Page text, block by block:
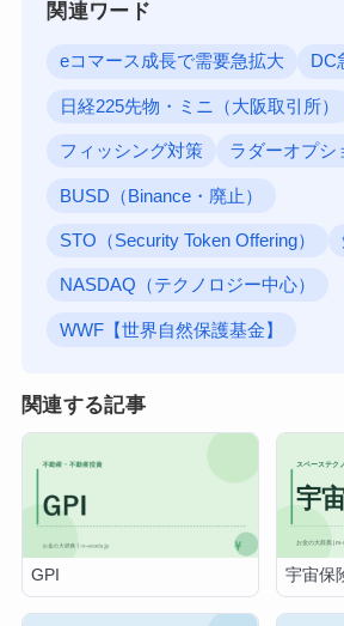
関連ワード
eコマース成長で需要急拡大 DC
日経225先物・ミニ（大阪取引所）
フィッシング対策 ラダーオプシ
BUSD（Binance・廃止）
STO（Security Token Offering）
NASDAQ（テクノロジー中心）
WWF【世界自然保護基金】
関連する記事
GPI 宇宙保